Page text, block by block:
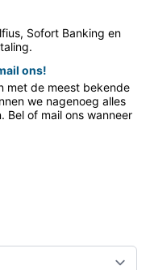
Sofort Banking en
ons!
met de meest bekende
we nagenoeg alles
Bel of mail ons wanneer